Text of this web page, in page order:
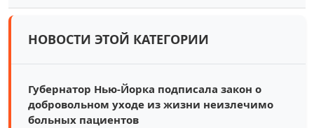
НОВОСТИ ЭТОЙ КАТЕГОРИИ
Губернатор Нью-Йорка подписала закон о
добровольном уходе из жизни неизлечимо
больных пациентов